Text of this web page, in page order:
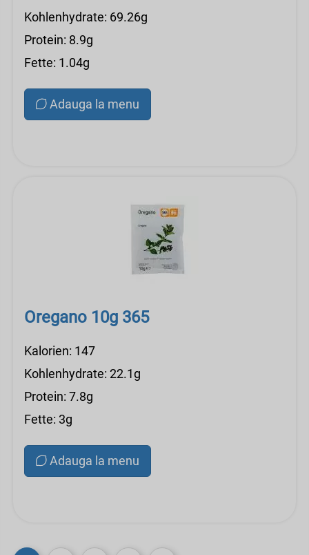
Kohlenhydrate: 69.26g
Protein: 8.9g
Fette: 1.04g
Adauga la menu
Oregano 10g 365
Kalorien: 147
Kohlenhydrate: 22.1g
Protein: 7.8g
Fette: 3g
Adauga la menu